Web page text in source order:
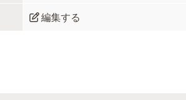
編集する